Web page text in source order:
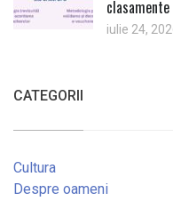
iulie 24,
CATEGORII
Cultura
Despre oameni